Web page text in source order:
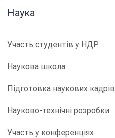
Наука
Участь студентів у НДР
Наукова школа
Підготовка наукових кадрів
Науково-технічні розробки
Участь у конференціях